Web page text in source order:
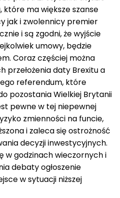
które ma większe szanse
jak i zwolennicy premier
i są zgodni, że wyjście
umowy, będzie
Coraz częściej można
przełożenia daty Brexitu a
referendum, które
pozostania Wielkiej Brytanii
pewne w tej niepewnej
zmienności na funcie,
i zaleca się ostrożność
decyzji inwestycyjnych.
w godzinach wieczornych i
debaty ogłoszenie
w sytuacji niższej